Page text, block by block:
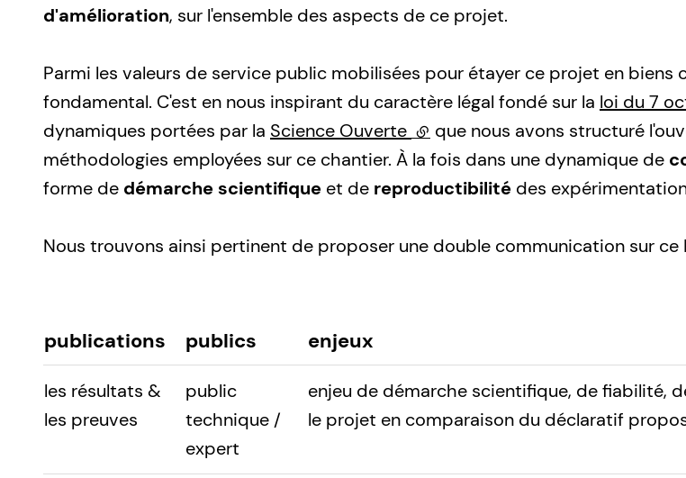
d'amélioration, sur l'ensemble des aspects de ce projet.
Parmi les valeurs de service public mobilisées pour étayer ce projet en biens
fondamental. C'est en nous inspirant du caractère légal fondé sur la loi du 7
dynamiques portées par la Science Ouverte (lien externe)
que nous avons structuré
méthodologies employées sur ce chantier. À la fois dans une dynamique de
forme de démarche scientifique et de reproductibilité des
Nous trouvons ainsi pertinent de proposer une double communication sur ce
publications publics enjeux
les résultats &
les preuves
public
technique /
expert
enjeu de démarche scientifique, de fiabilité,
le projet en comparaison du déclaratif